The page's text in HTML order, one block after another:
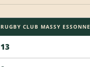
RUGBY CLUB MASSY ESSONNE
13